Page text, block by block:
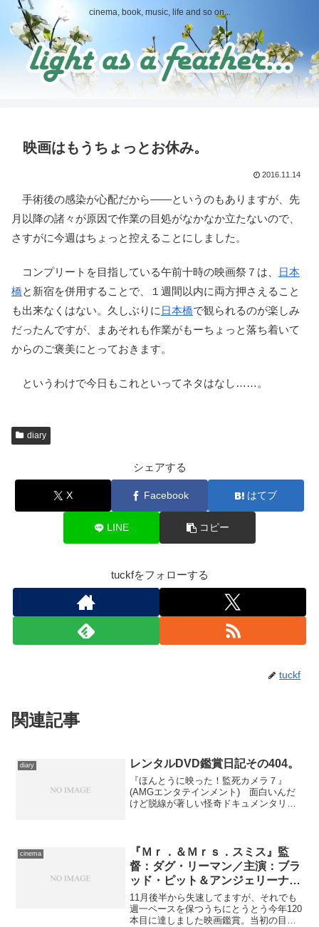
cinema, book, music, life and so on...
映画はもうちょっとお休み。
2016.11.14
手術後の感染が心配だから――というのもありますが、先
月以降の諸々が原因で作業の目処がなかなか立たないので、
さすがに今週はちょっと控えることにしました。
コンプリートを目指している午前十時の映画祭７は、
日本
橋と新宿を併用することで、１週間以内に両方押さえること
も出来なくはない。久しぶりに 日本橋で観られるのが楽しみ
だったんですが、まあそれも作業がもーちょっと落ち着いて
からのご褒美にとっておきます。
というわけで今日もこれといってネタはなし……。
diary
シェアする
X Facebook はてブ
LINE コピー
tuckfをフォローする
tuckf
関連記事
diary レンタルDVD鑑賞日記その404。
『ほんとうに映った！監死カメラ７』
(AMGエンタテインメント) 面白いんだ
けど脱線が著しい怪奇ドキュメンタリ
動する“日本人形”など、...
cinema
『Ｍｒ．＆Ｍｒｓ．スミス』監
督：ダグ・リーマン／主演：ブラ
ッド・ピット＆アンジェリーナ・
ジョリー／配給：東宝東和
11月後半から失速してますが、それでも
週一ペースを保つうちにとうとう今年120
本目に達しました映画鑑賞。当初の目標